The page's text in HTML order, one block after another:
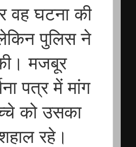
वह घटना की
पुलिस ने
मजबूर
पत्र में मांग
को उसका
रहे।